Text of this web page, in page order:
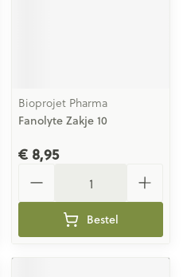
Bioprojet Pharma
Fanolyte Zakje 10
€ 8,95
Bestel